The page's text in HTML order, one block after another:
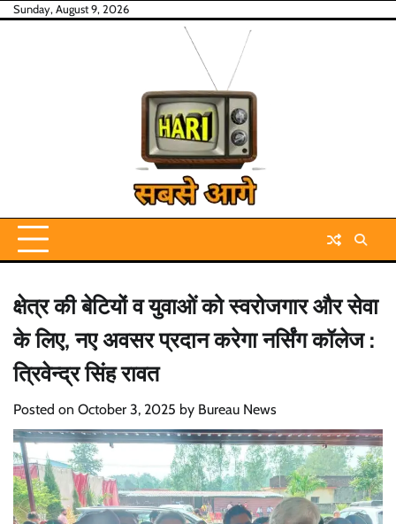
SkipSunday, August 9, 2026
क्षेत्र की बेटियों व युवाओं को स्वरोजगार और सेवा
के लिए, नए अवसर प्रदान करेगा नर्सिंग कॉलेज :
त्रिवेन्द्र सिंह रावत
Posted on October 3, 2025 by Bureau News